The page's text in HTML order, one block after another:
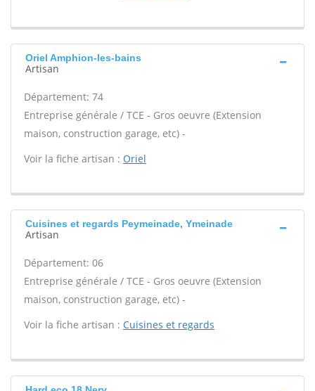
Oriel Amphion-les-bains
Artisan
Département: 74
Entreprise générale / TCE - Gros oeuvre (Extension
maison, construction garage, etc) -
Voir la fiche artisan : Oriel
Cuisines et regards Peymeinade, Ymeinade
Artisan
Département: 06
Entreprise générale / TCE - Gros oeuvre (Extension
maison, construction garage, etc) -
Voir la fiche artisan : Cuisines et regards